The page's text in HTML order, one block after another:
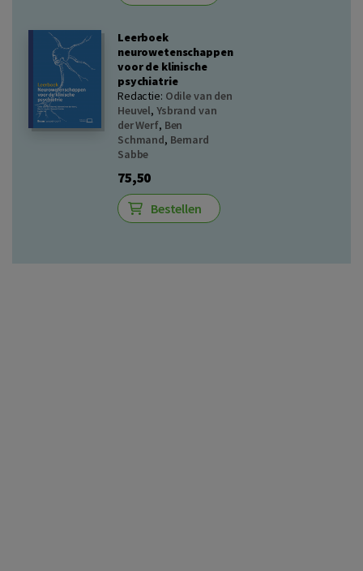
Leerboek
neurowetenschappen
voor de klinische
psychiatrie
Redactie: Odile van den
Heuvel, Ysbrand van
der Werf, Ben
Schmand, Bernard
Sabbe
75,50
Bestellen